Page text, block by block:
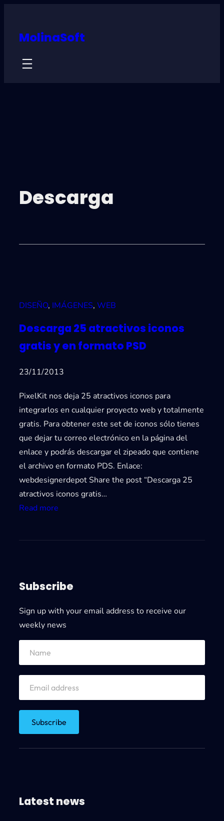
MolinaSoft
Descarga
DISEÑO, IMÁGENES, WEB
Descarga 25 atractivos iconos
gratis y en formato PSD
23/11/2013
PixelKit nos deja 25 atractivos iconos para
integrarlos en cualquier proyecto web y totalmente
gratis. Para obtener este set de iconos sólo tienes
que dejar tu correo electrónico en la página del
enlace y podrás descargar el zipeado que contiene
el archivo en formato PDS. Enlace:
webdesignerdepot Share the post “Descarga 25
atractivos iconos gratis…
Read more
r
g
t
r
a
c
t
i
i
Subscribe
Sign up with your email address to receive our
weekly news
Latest news